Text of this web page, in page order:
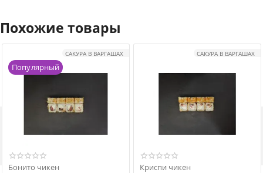
Похожие товары
САКУРА В ВАРГАШАХ
Популярный
Бонито чикен
САКУРА В ВАРГАШАХ
Криспи чикен